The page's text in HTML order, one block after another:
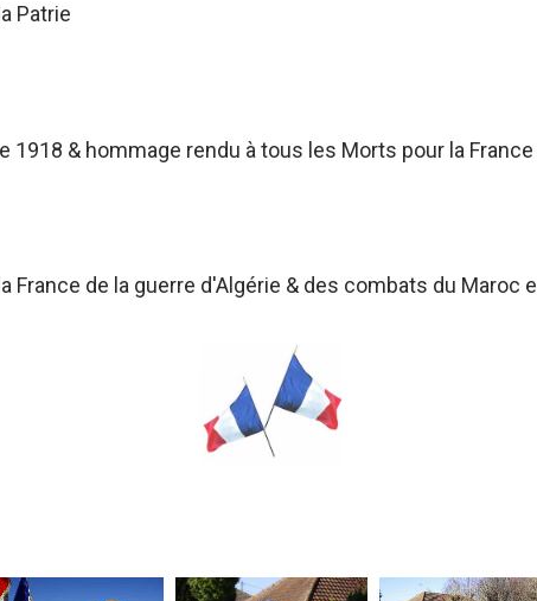
Patrie
& hommage rendu à tous les Morts pour la France
de la guerre d'Algérie & des combats du Maroc